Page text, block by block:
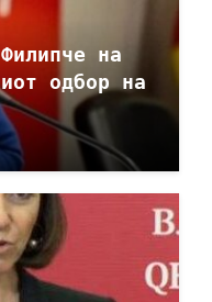
на
одбор на